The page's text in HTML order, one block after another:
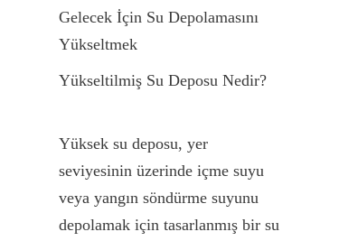
Gelecek İçin Su Depolamasını
Yükseltmek
Yükseltilmiş Su Deposu Nedir?
Yüksek su deposu, yer
seviyesinin üzerinde içme suyu
veya yangın söndürme suyunu
depolamak için tasarlanmış bir su